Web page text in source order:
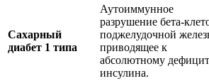
Сахарный
диабет 1 типа
Аутоиммунное
разрушение бета-
поджелудочной
приводящее к
абсолютному
инсулина.